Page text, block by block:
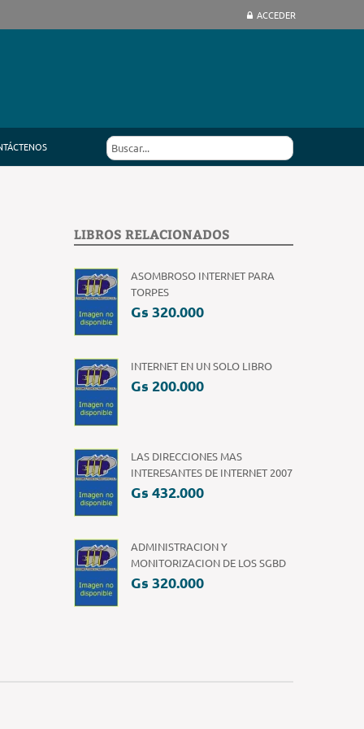
ACCEDER
LIBROS RELACIONADOS
ASOMBROSO INTERNET PARA
TORPES
Gs 320.000
INTERNET EN UN SOLO LIBRO
Gs 200.000
LAS DIRECCIONES MAS
INTERESANTES DE INTERNET 2007
Gs 432.000
ADMINISTRACION Y
MONITORIZACION DE LOS SGBD
Gs 320.000